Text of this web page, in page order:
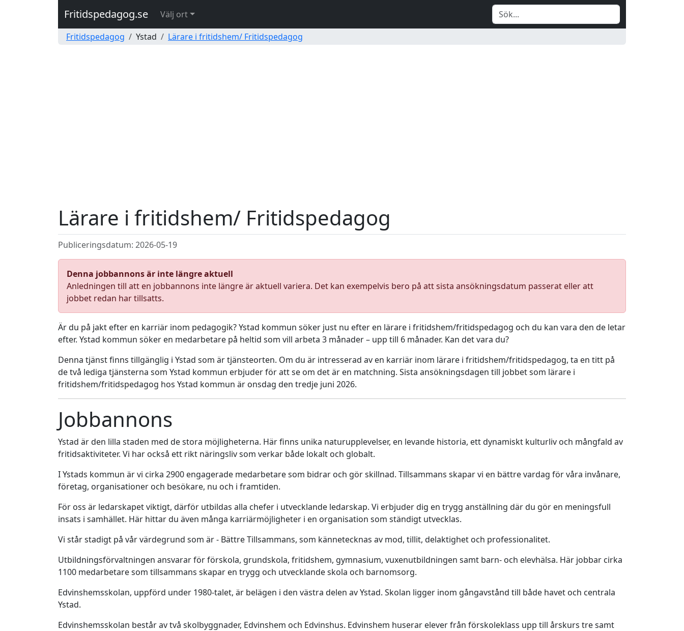
Fritidspedagog.se
Välj ort
Fritidspedagog
Ystad Lärare i fritidshem/ Fritidspedagog
Lärare i fritidshem/ Fritidspedagog
Publiceringsdatum: 2026-05-19
Denna jobbannons är inte längre aktuell
Anledningen till att en jobbannons inte längre är aktuell variera. Det kan exempelvis bero på att sista ansökningsdatum passerat eller att
jobbet redan har tillsatts.
Är du på jakt efter en karriär inom pedagogik? Ystad kommun söker just nu efter en lärare i fritidshem/fritidspedagog och du kan vara den de letar
efter. Ystad kommun söker en medarbetare på heltid som vill arbeta 3 månader – upp till 6 månader. Kan det vara du?
Denna tjänst finns tillgänglig i Ystad som är tjänsteorten. Om du är intresserad av en karriär inom lärare i fritidshem/fritidspedagog, ta en titt på
de två lediga tjänsterna som Ystad kommun erbjuder för att se om det är en matchning. Sista ansökningsdagen till jobbet som lärare i
fritidshem/fritidspedagog hos Ystad kommun är onsdag den tredje juni 2026.
Jobbannons
Ystad är den lilla staden med de stora möjligheterna. Här finns unika naturupplevelser, en levande historia, ett dynamiskt kulturliv och mångfald av
fritidsaktiviteter. Vi har också ett rikt näringsliv som verkar både lokalt och globalt.​
I Ystads kommun är vi cirka 2900 engagerade medarbetare som bidrar och gör skillnad. Tillsammans skapar vi en bättre vardag för våra invånare,
företag, organisationer och besökare, nu och i framtiden.​
För oss är ledarskapet viktigt, därför utbildas alla chefer i utvecklande ledarskap. Vi erbjuder dig en trygg anställning där du gör en meningsfull
insats i samhället. Här hittar du även många karriärmöjligheter i en organisation som ständigt utvecklas.
Vi står stadigt på vår värdegrund som är - Bättre Tillsammans, som kännetecknas av mod, tillit, delaktighet och professionalitet.
Utbildningsförvaltningen ansvarar för förskola, grundskola, fritidshem, gymnasium, vuxenutbildningen samt barn- och elevhälsa. Här jobbar cirka
1100 medarbetare som tillsammans skapar en trygg och utvecklande skola och barnomsorg.
Edvinshemsskolan, uppförd under 1980-talet, är belägen i den västra delen av Ystad. Skolan ligger inom gångavstånd till både havet och centrala
Ystad.
Edvinshemsskolan består av två skolbyggnader, Edvinshem och Edvinshus. Edvinshem huserar elever från förskoleklass upp till årskurs tre samt